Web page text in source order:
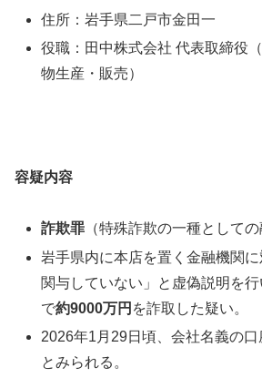
住所：岩手県二戸市金田一
役職：田中株式会社 代表取締役
物生産・販売）
容疑内容
詐欺罪 （特殊詐欺の一種としての
岩手県内に本店を置く金融機関
関与していない」と虚偽説明を
で約9000万円 を詐取した疑い。
2026年1月29日頃、会社名義の
とみられる。